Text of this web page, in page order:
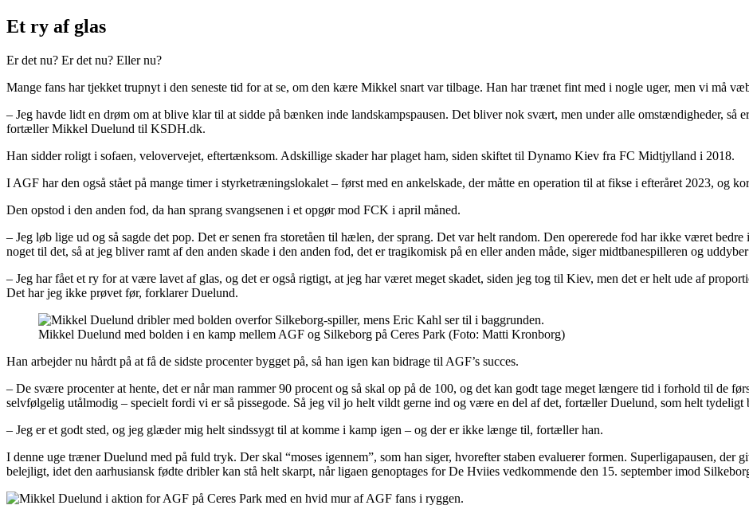
Et ry af glas
Er det nu? Er det nu? Eller nu?
Mange fans har tjekket trupnyt i den seneste tid for at se, om den kære Mikkel snart var tilbage. Han har trænet fint med i nogle uger, men vi må
– Jeg havde lidt en drøm om at blive klar til at sidde på bænken inde landskampspausen. Det bliver nok svært, men under alle omstændigheder, så
fortæller Mikkel Duelund til KSDH.dk.
Han sidder roligt i sofaen, velovervejet, eftertænksom. Adskillige skader har plaget ham, siden skiftet til Dynamo Kiev fra FC Midtjylland i 2018.
I AGF har den også stået på mange timer i styrketræningslokalet – først med en ankelskade, der måtte en operation til at fikse i efteråret 2023, og
Den opstod i den anden fod, da han sprang svangsenen i et opgør mod FCK i april måned.
– Jeg løb lige ud og så sagde det pop. Det er senen fra storetåen til hælen, der sprang. Det var helt random. Den opererede fod har ikke været
noget til det, så at jeg bliver ramt af den anden skade i den anden fod, det er tragikomisk på en eller anden måde, siger midtbanespilleren og
– Jeg har fået et ry for at være lavet af glas, og det er også rigtigt, at jeg har været meget skadet, siden jeg tog til Kiev, men det er helt ude af
Det har jeg ikke prøvet før, forklarer Duelund.
Mikkel Duelund med bolden i en kamp mellem AGF og Silkeborg på Ceres Park (Foto: Matti Kronborg)
Han arbejder nu hårdt på at få de sidste procenter bygget på, så han igen kan bidrage til AGF’s succes.
– De svære procenter at hente, det er når man rammer 90 procent og så skal op på de 100, og det kan godt tage meget længere tid i forhold til de
selvfølgelig utålmodig – specielt fordi vi er så pissegode. Så jeg vil jo helt vildt gerne ind og være en del af det, fortæller Duelund, som helt
– Jeg er et godt sted, og jeg glæder mig helt sindssygt til at komme i kamp igen – og der er ikke længe til, fortæller han.
I denne uge træner Duelund med på fuld tryk. Der skal “moses igennem”, som han siger, hvorefter staben evaluerer formen. Superligapausen, der
belejligt, idet den aarhusiansk fødte dribler kan stå helt skarpt, når ligaen genoptages for De Hviies vedkommende den 15. september imod